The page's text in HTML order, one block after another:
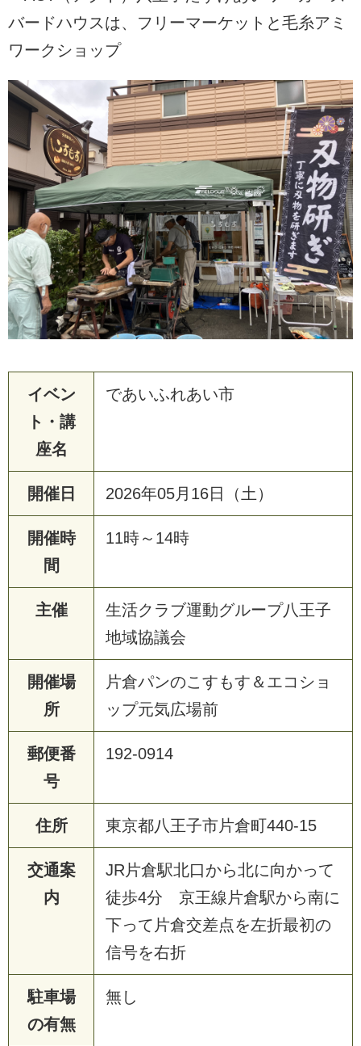
バードハウスは、フリーマーケットと毛糸アミ
ワークショップ
イベン
ト・講
座名
であいふれあい市
開催日 2026年05月16日（土）
開催時
間
11時～14時
主催
生活クラブ運動グループ八王子
地域協議会
開催場
所
片倉パンのこすもす＆エコショ
ップ元気広場前
郵便番
号
192-0914
住所 東京都八王子市片倉町440-15
交通案
内
JR片倉駅北口から北に向かって
徒歩4分 京王線片倉駅から南に
下って片倉交差点を左折最初の
信号を右折
駐車場
の有無
無し